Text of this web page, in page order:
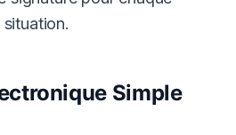
Simple